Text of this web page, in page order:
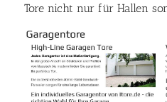
Tore nicht nur für Hallen